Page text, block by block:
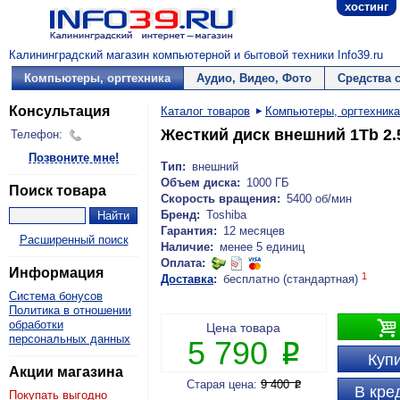
хостинг
Калининградский магазин компьютерной и бытовой техники Info39.ru
Компьютеры, оргтехника
Аудио, Видео, Фото Средства
Консультация
Телефон:
Позвоните мне!
Поиск товара
Расширенный поиск
Информация
Система бонусов
Политика в отношении
обработки
персональных данных
Акции магазина
Покупать выгодно
Каталог товаров Компьютеры, оргтехника
Жесткий диск внешний 1Tb
Тип: внешний
Объем диска: 1000 ГБ
Скорость вращения: 5400 об/мин
Бренд: Toshiba
Гарантия: 12 месяцев
Наличие: менее 5 единиц
Оплата:
Доставка: бесплатно (стандартная) 1

В
Цена товара
5 790 P
Старая цена: 9 400P